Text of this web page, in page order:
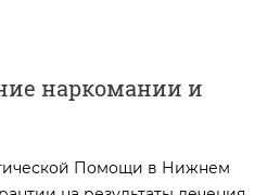
наркомании и
Помощи в Нижнем